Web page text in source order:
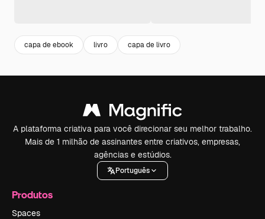
capa de ebook livro capa de livro
A plataforma criativa para você direcionar seu melhor trabalho.
Mais de 1 milhão de assinantes entre criativos, empresas,
agências e estúdios.
Português
Produtos
Spaces